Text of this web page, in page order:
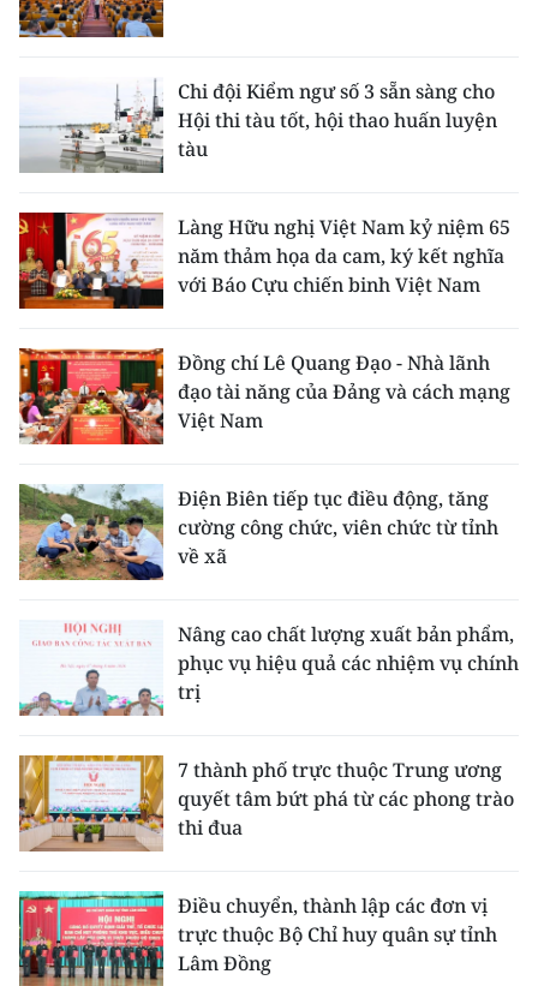
Chi đội Kiểm ngư số 3 sẵn sàng cho
Hội thi tàu tốt, hội thao huấn luyện
tàu
Làng Hữu nghị Việt Nam kỷ niệm 65
năm thảm họa da cam, ký kết nghĩa
với Báo Cựu chiến binh Việt Nam
Đồng chí Lê Quang Đạo - Nhà lãnh
đạo tài năng của Đảng và cách mạng
Việt Nam
Điện Biên tiếp tục điều động, tăng
cường công chức, viên chức từ tỉnh
về xã
Nâng cao chất lượng xuất bản phẩm,
phục vụ hiệu quả các nhiệm vụ chính
trị
7 thành phố trực thuộc Trung ương
quyết tâm bứt phá từ các phong trào
thi đua
Điều chuyển, thành lập các đơn vị
trực thuộc Bộ Chỉ huy quân sự tỉnh
Lâm Đồng